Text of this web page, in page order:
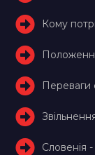
Кому
Переваги
Словенія